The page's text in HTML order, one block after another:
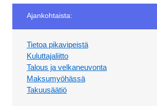
Ajankohtaista:
Tietoa pikavipeistä
Kuluttajaliitto
Talous ja velkaneuvonta
Maksumyöhässä
Takuusäätiö